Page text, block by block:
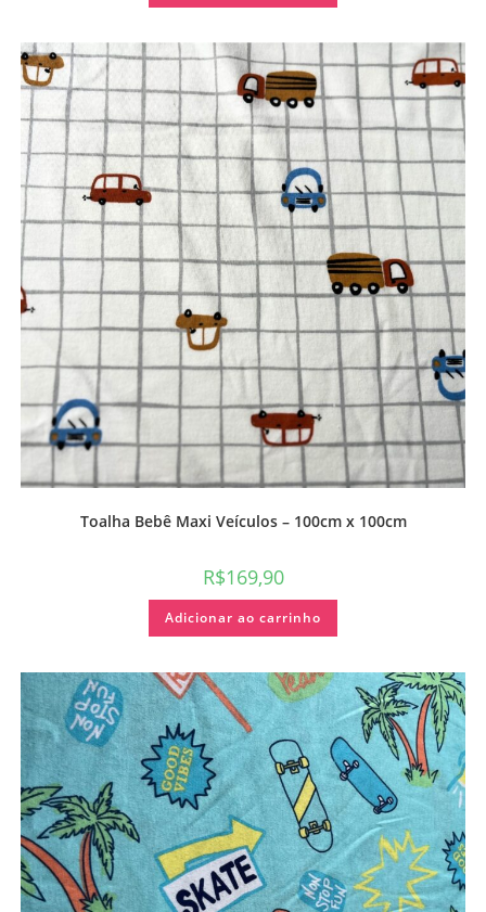
Toalha Bebê Maxi Veículos – 100cm x 100cm
R$169,90
Adicionar ao carrinho